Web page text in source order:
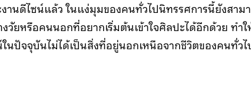
านดีไซน์แล้ว ในแง่มุมของคนทั่วไปนิทรรศการนี้ยังสาม
วัยหรือคนนอกที่อยากเริ่มต้นเข้าใจศิลปะได้อีกด้วย ทำใ
นปัจจุบันไม่ได้เป็นสิ่งที่อยู่นอกเหนือจากชีวิตของคนทั่ว